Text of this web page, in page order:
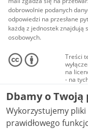
dobrowolnie podanych
odpowiedzi na przesłane
każdą z jednostek znajdują
osobowych.
Treści
na
- na
audio i
NC-ND
Dbamy o
Wykorzystujemy
prawidłowego